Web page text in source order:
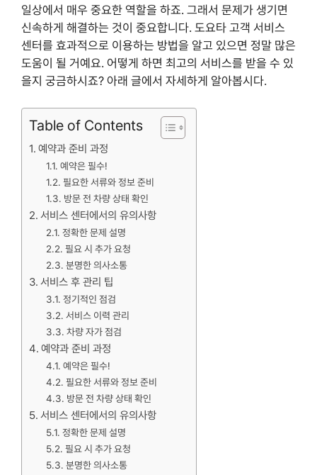
일상에서 매우 중요한 역할을 하죠. 그래서 문제가 생기면
신속하게 해결하는 것이 중요합니다. 도요타 고객 서비스
센터를 효과적으로 이용하는 방법을 알고 있으면 정말 많은
도움이 될 거예요. 어떻게 하면 최고의 서비스를 받을 수 있
을지 궁금하시죠? 아래 글에서 자세하게 알아봅시다.
Table of Contents
예약과 준비 과정
예약은 필수!
필요한 서류와 정보 준비
방문 전 차량 상태 확인
서비스 센터에서의 유의사항
정확한 문제 설명
필요 시 추가 요청
분명한 의사소통
서비스 후 관리 팁
정기적인 점검
서비스 이력 관리
차량 자가 점검
예약과 준비 과정
예약은 필수!
필요한 서류와 정보 준비
방문 전 차량 상태 확인
서비스 센터에서의 유의사항
정확한 문제 설명
필요 시 추가 요청
분명한 의사소통